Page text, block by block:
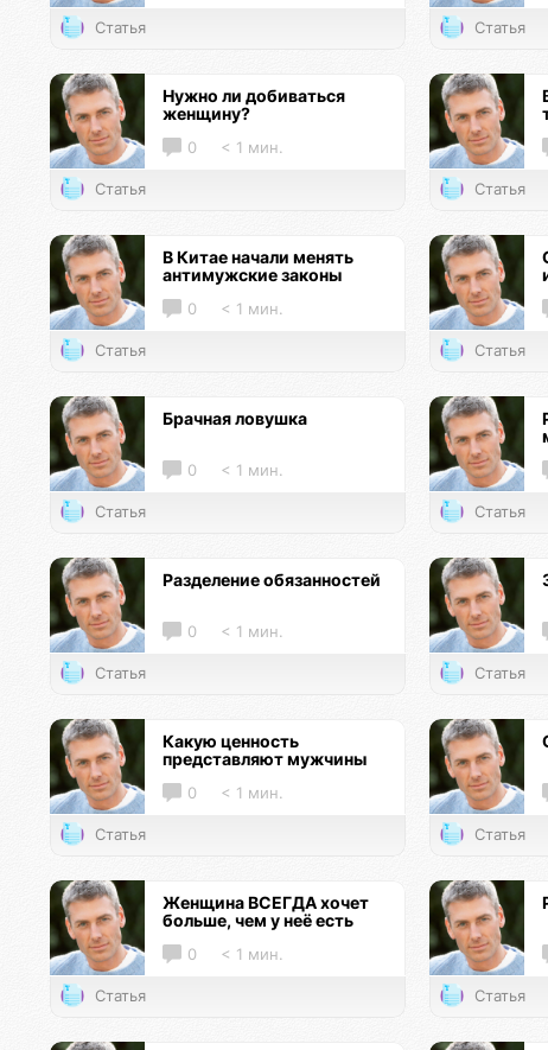
Статья Статья
Нужно ли добиваться
женщину?
0 < 1 мин.
Статья Статья
В Китае начали менять
антимужские законы
0 < 1 мин.
Статья Статья
Брачная ловушка
0 < 1 мин.
Статья Статья
Разделение обязанностей
0 < 1 мин.
Статья Статья
Какую ценность
представляют мужчины
0 < 1 мин.
Статья Статья
Женщина ВСЕГДА хочет
больше, чем у неё есть
0 < 1 мин.
Статья Статья